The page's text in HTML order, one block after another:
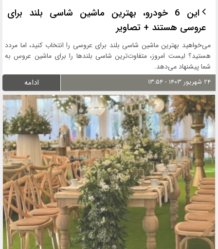
این 6 خودرو، بهترین ماشین شاسی بلند برای
عروسی هستند + تصاویر
می‌خواهید بهترین ماشین شاسی بلند برای عروسی را انتخاب کنید، اما مردد
هستید؟ لیست امروز، متفاوت‌ترین شاسی بلندها را برای ماشین عروس به
شما پیشنهاد می‌دهد.
۲۴ شهریور ۱۴۰۳ - ۱۳:۵۴ ادامه